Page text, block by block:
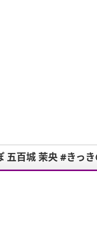
百城 茉央 #きっき